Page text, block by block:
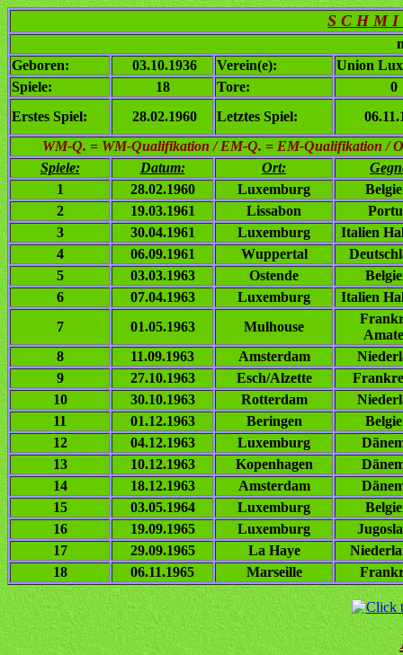
S C H M I
Geboren:
03.10.1936 Verein(e):
Union
Spiele:
18 Tore:
0
Erstes Spiel:
28.02.1960 Letztes Spiel:
WM-Q. = WM-Qualifikation / EM-Q. = EM-Qualifikation /
Spiele:
Datum: Ort:
1
28.02.1960 Luxemburg
2
19.03.1961 Lissabon
3
30.04.1961 Luxemburg
Italien
4
06.09.1961 Wuppertal
5
03.03.1963 Ostende
6
07.04.1963 Luxemburg
Italien
7
01.05.1963 Mulhouse
8
11.09.1963 Amsterdam
9
27.10.1963 Esch/Alzette
10
30.10.1963 Rotterdam
11
01.12.1963 Beringen
12
04.12.1963 Luxemburg
13
10.12.1963 Kopenhagen
14
18.12.1963 Amsterdam
15
03.05.1964 Luxemburg
16
19.09.1965 Luxemburg
17
29.09.1965 La Haye
18
06.11.1965 Marseille